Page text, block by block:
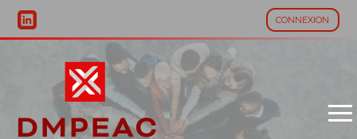
CONNEXION
Aller